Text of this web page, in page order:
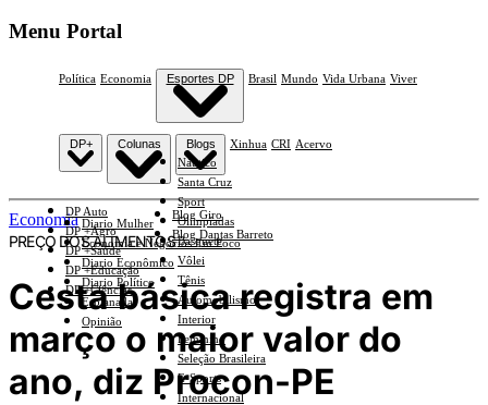
Menu Portal
Política Economia Esportes DP
Náutico
Santa Cruz
Sport
Olimpíadas
Basquete
Vôlei
Tênis
Automobilismo
Interior
Feminino
Seleção Brasileira
E-Sports
Internacional
Brasil Mundo Vida Urbana Viver
DP+
DP Auto
DP +Agro
DP +Saúde
DP +Educação
DP +Ciências
Colunas
Diario Mulher
Economia e Negócios Em Foco
Diario Econômico
Diario Político
Esplanada
Opinião
Blogs
Blog Giro
Blog Dantas Barreto
Xinhua CRI Acervo
Economia
PREÇO DOS ALIMENTOS
Cesta básica registra em
março o maior valor do
ano, diz Procon-PE